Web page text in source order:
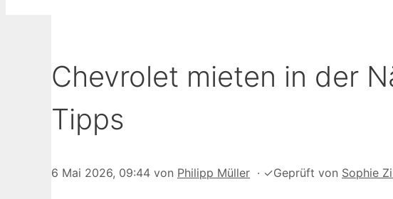
Chevrolet mieten in der
Tipps
6 Mai 2026, 09:44 von Philipp Müller · ✓Geprüft von Sophie